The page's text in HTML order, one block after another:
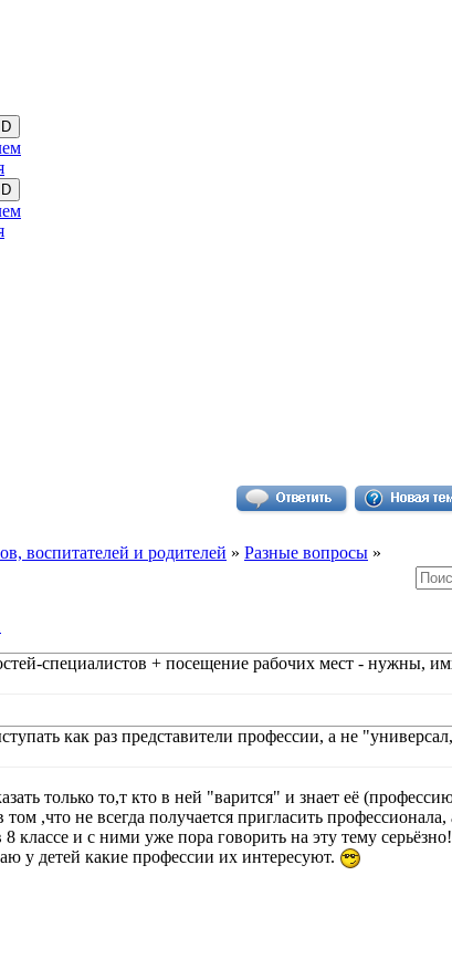
воспитателей и родителей » Разные вопросы »
специалистов + посещение рабочих мест - нужны,
как раз представители профессии, а не
только то,т кто в ней "варится" и знает её
,что не всегда получается пригласить
классе и с ними уже пора говорить на эту тему
у детей какие профессии их интересуют.